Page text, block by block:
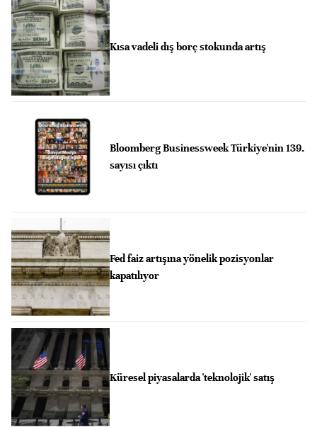
Kısa vadeli dış borç stokunda artış
Bloomberg Businessweek Türkiye'nin 139.
sayısı çıktı
Fed faiz artışına yönelik pozisyonlar
kapatılıyor
Küresel piyasalarda 'teknolojik' satış